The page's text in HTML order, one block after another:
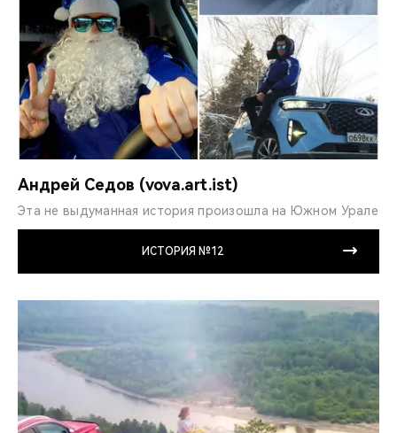
Андрей Седов (vova.art.ist)
Эта не выдуманная ис­тория произошла на Южном Урале
ИСТОРИЯ №12